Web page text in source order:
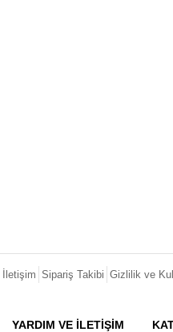
İletişim Sipariş Takibi Gizlilik ve
YARDIM VE İLETİŞİM